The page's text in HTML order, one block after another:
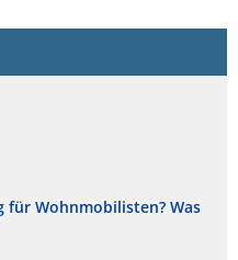
Wohnmobilisten? Was